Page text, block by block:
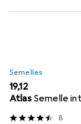
Semelles
EUR
19,12
Atlas Semelle
8